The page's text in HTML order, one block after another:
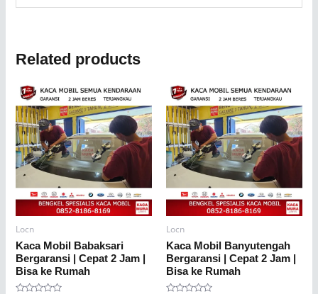
Related products
Locn
Kaca Mobil Babaksari
Bergaransi | Cepat 2 Jam |
Bisa ke Rumah
Locn
Kaca Mobil Banyutengah
Bergaransi | Cepat 2 Jam |
Bisa ke Rumah